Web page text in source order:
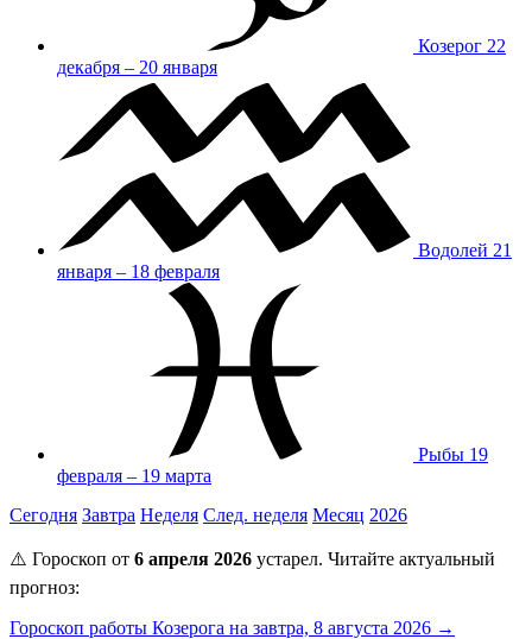
Козерог 22
декабря – 20 января
Водолей 21
января – 18 февраля
Рыбы 19
февраля – 19 марта
Сегодня Завтра Неделя След. неделя Месяц 2026
⚠️ Гороскоп от 6 апреля 2026 устарел. Читайте актуальный
прогноз:
Гороскоп работы Козерога на завтра, 8 августа 2026 →